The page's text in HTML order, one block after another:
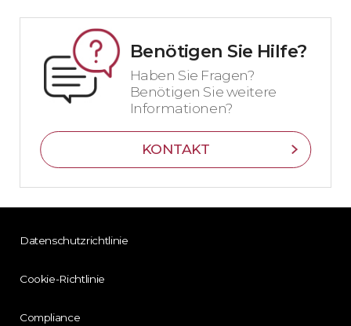
Benötigen Sie Hilfe?
Haben Sie Fragen?
Benötigen Sie weitere
Informationen?
KONTAKT
Datenschutzrichtlinie
Cookie-Richtlinie
Compliance